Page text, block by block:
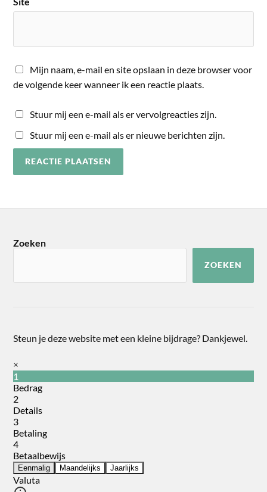
Mijn naam, e-mail en site opslaan in deze browser voor
de volgende keer wanneer ik een reactie plaats.
Stuur mij een e-mail als er vervolgreacties zijn.
Stuur mij een e-mail als er nieuwe berichten zijn.
Zoeken
ZOEKEN
Steun je deze website met een kleine bijdrage? Dankjewel.